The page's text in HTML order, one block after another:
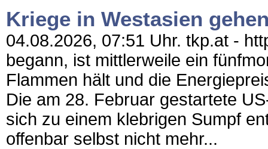
Kriege in Westasien
04.08.2026, 07:51 Uhr. tkp.at -
begann, ist mittlerweile ein
Flammen hält und die
Die am 28. Februar gestartete
sich zu einem klebrigen Sumpf
offenbar selbst nicht mehr...